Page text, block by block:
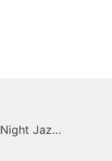
黒松錬太郎(Pf)×吉澤レイモンド武尊(Sax) Monday Night Jazz Live